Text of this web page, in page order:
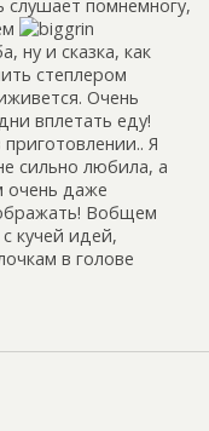
помнемногу,
ну и сказка, как
степлером
Очень
вплетать еду!
Я
сильно любила, а
очень даже
Вобщем
кучей идей,
в голове